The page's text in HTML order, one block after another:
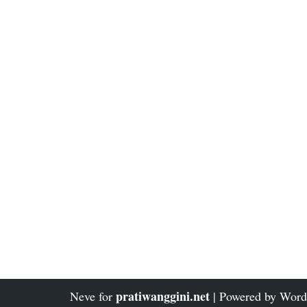
Neve for pratiwanggini.net | Powered by